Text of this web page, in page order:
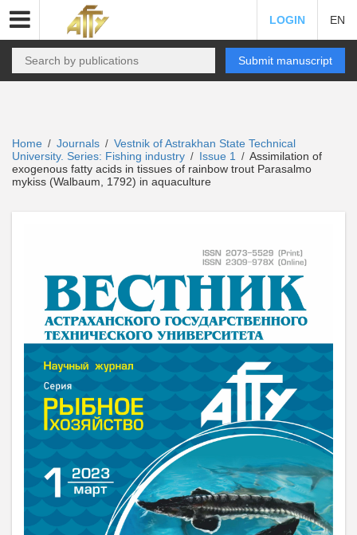
LOGIN EN
Submit manuscript
Home / Journals / Vestnik of Astrakhan State Technical
University. Series: Fishing industry / Issue 1 / Assimilation of
exogenous fatty acids in tissues of rainbow trout Parasalmo
mykiss (Walbaum, 1792) in aquaculture